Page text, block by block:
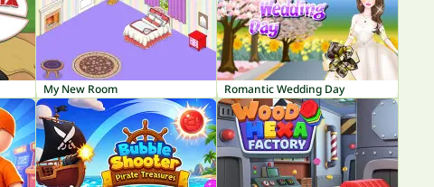
My New Room Romantic Wedding Day